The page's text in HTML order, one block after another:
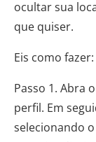
ocultar sua
que quiser.
Eis como fazer:
Passo 1. Abra
perfil. Em
selecionando